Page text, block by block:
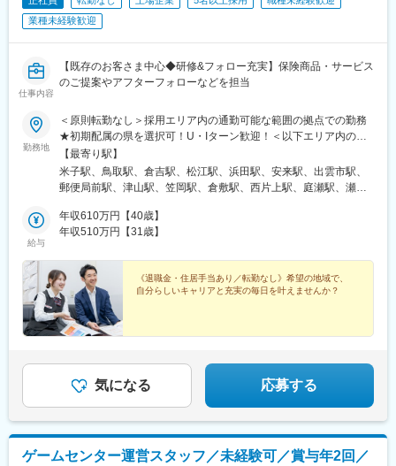
駅、西早稲田駅、高輪ゲートウェイ駅、とうきょうスカイツリー
駅、岩本町駅、代々木八幡駅、京成上野駅、京急蒲田駅、日比谷
王寺駅前駅、東淀川駅、大阪上本町駅、大江橋駅、堺筋本町駅、
長堀橋駅、聖天坂駅、なかもず駅、豊津駅(大阪府)、高槻市駅、東
道駅、新豊橋駅、上前津駅、小田井駅、名鉄一宮駅、祇園駅(福岡
県)、平和通駅、渡辺通駅、櫛田神社前駅、西鉄千早駅、西鉄福岡
駅、黒崎駅前駅、馬出九大病院前駅、西鉄香椎駅、大濠公園駅、
横川駅(広島県)、白島駅(広島高速交通線)、広電五日市駅、紙屋町
東駅、緑井駅、商工センター入口駅、山頂駅(千光寺山)、広電宮島
口駅、今橋駅、栗林公園北口駅、木太東口駅、琴電屋島駅、新宿
西口駅、八丁堀駅(広島県)、内幸町駅、末広町駅(東京都)、稲荷町
駅(東京都)、蓮沼駅、銀座駅、肥後橋駅、ＪＲ難波駅、四ツ橋駅、
百舌鳥八幡駅、平安通駅、新栄町駅(愛知県)、駅前駅、西一宮駅、
城北駅、修大協創中高前駅、紙屋町西駅、古市駅(広島県)、草津南
駅
業種未経験歓迎
仕事内容
【既存のお客さま中心◆研修&フォロー充実】保険商品・サービス
のご提案やアフターフォローなどを担当
勤務地
＜原則転勤なし＞採用エリア内の通勤可能な範囲の拠点での勤務
★初期配属の県を選択可！U・Iターン歓迎！＜以下エリア内の郵
便局内に設置されたかんぽサービス部＞■中国エリア：岡山県、広
島県、山口県、鳥取県、島根県■四国エリア：徳島県、香川県、愛
媛県、高知県※基本的にスクーターまたはバイク、一部エリアは車
定※入社から3カ月間、研修センター等での育成プログラムに参
加 育児等の家庭事情があり、参加が難しい場合はリモートプロ
煙スペースあり）
【最寄り駅】
米子駅、鳥取駅、倉吉駅、松江駅、浜田駅、安来駅、出雲市駅、
郵便局前駅、津山駅、笠岡駅、倉敷駅、西片上駅、庭瀬駅、瀬戸
竹原駅、西条駅(広島県)、海田市駅、呉駅、大竹駅、宇品二丁目
駅、下深川駅、市役所前駅(広島県)、西原駅(広島県)、五日市駅、
山口駅(山口県)、柳井駅、徳山駅、防府駅、岩国駅、琴芝駅、下関
駅、徳島駅、阿南駅、阿波池田駅、穴吹駅、鳴門駅、吉成駅、片
原町駅(香川県)、丸亀駅、観音寺駅(香川県)、長尾駅(香川県)、善
通寺駅、円座駅、松山市駅、宇和島駅、伊予大洲駅、今治駅、伊
予横田駅、山西駅、伊予三島駅、新居浜駅、久米駅、高知駅、後
出雲市駅、田町駅(岡山県)、倉敷市駅、弥生駅、県病院前駅、中電
前駅、下祇園駅、山頂駅(千光寺山)、鵜飼駅(広島県)、東新川駅(山
口県)、阿波富田駅、高松築港駅、市役所前駅(愛媛県)、三津駅、
高知駅前駅、後免中町駅、東新木駅、県庁通り駅、常盤駅(岡山
県)、宇品三丁目駅、鷹野橋駅、尾道駅、高松駅(香川県)、高知橋
駅、後免駅、鹿児駅
給与
年収610万円【40歳】
年収510万円【31歳】
《退職金・住居手当あり／転勤なし》希望の地域で、
自分らしいキャリアと充実の毎日を叶えませんか？
気になる 応募する
ゲームセンター運営スタッフ／未経験可／賞与年2回／